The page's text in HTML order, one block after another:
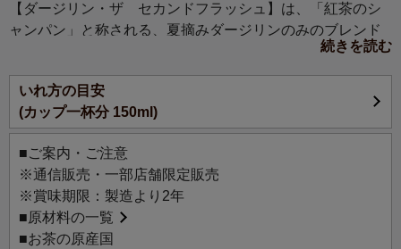
【ダージリン・ザ セカンドフラッシュ】は、「紅茶のシ
ャンパン」と称される、夏摘みダージリンのみのブレンド
です。芳醇な味わいでありながら、みずみずしくフルーテ
ィーな香りとすっきりしたのど越しの、飲みやすいセカン
ドフラッシュ。ヒマラヤの香気を堪能してください。
続きを読む
いれ方の目安
(カップ一杯分 150ml)
■ご案内・ご注意
※通信販売・一部店舗限定販売
※賞味期限：製造より2年
■原材料の一覧
■お茶の原産国